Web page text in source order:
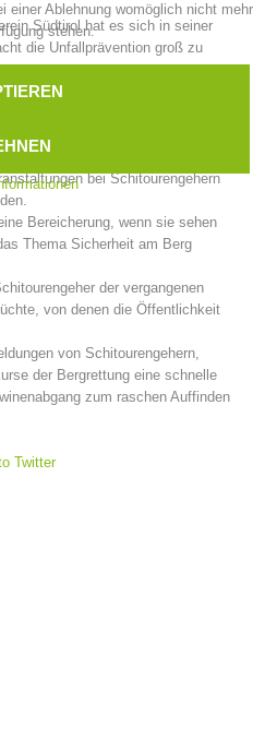
Südtirol hat es sich in seiner
die Unfallprävention groß zu
Südtirols eine Aufgabe,
Winterbergsteigen.
bei Schitourengehern
Bereicherung, wenn sie sehen
Thema Sicherheit am Berg
der vergangenen
von denen die Öffentlichkeit
von Schitourengehern,
der Bergrettung eine schnelle
zum raschen Auffinden
Ablehnung womöglich nicht mehr
stehen.